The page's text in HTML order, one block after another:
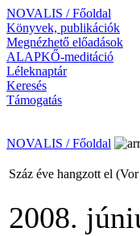
NOVALIS / Főoldal
Könyvek, publikációk
Megnézhető előadások
ALAPKŐ-meditáció
Léleknaptár
Keresés
Támogatás
NOVALIS / Főoldal
Száz éve hangzott el
2008.